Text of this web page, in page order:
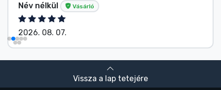
Név nélkül Vásárló
2026. 08. 07.
Vissza a lap tetejére